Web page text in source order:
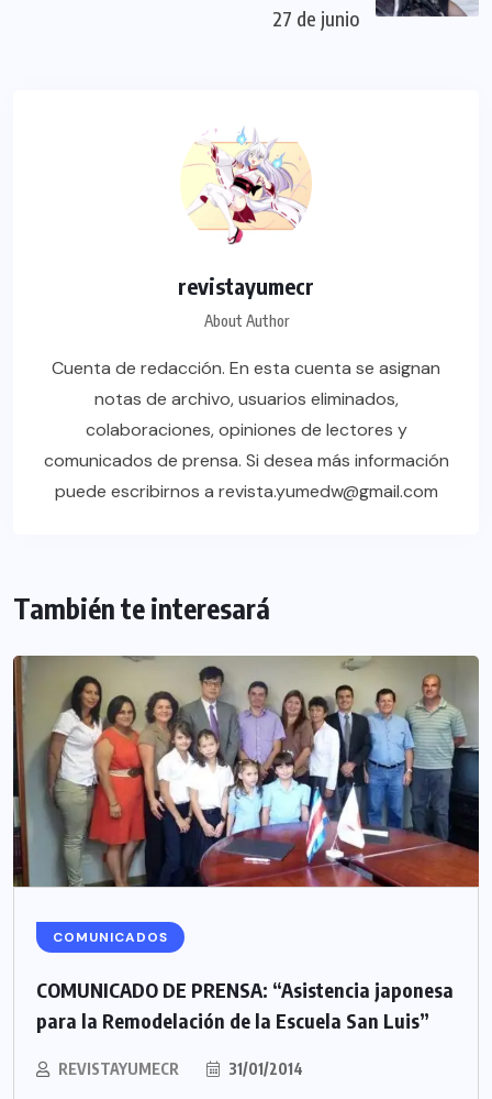
27 de junio
revistayumecr
About Author
Cuenta de redacción. En esta cuenta se asignan
notas de archivo, usuarios eliminados,
colaboraciones, opiniones de lectores y
comunicados de prensa. Si desea más información
puede escribirnos a revista.yumedw@gmail.com
También te interesará
COMUNICADOS
COMUNICADO DE PRENSA: “Asistencia japonesa
para la Remodelación de la Escuela San Luis”
REVISTAYUMECR 31/01/2014